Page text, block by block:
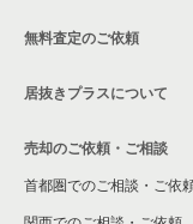
中野区の飲食店の
無料査定のご依頼
居抜きプラスについて
売却のご依頼・ご相談
首都圏でのご相談・ご依